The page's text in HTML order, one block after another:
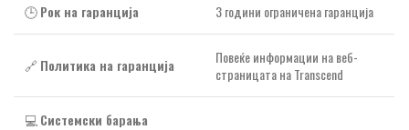
🕒Рок на гаранција 3 години ограничена гаранција
🔗 Политика на гаранција
Повеќе информации на веб-
страницата на Transcend
💻 Системски барања